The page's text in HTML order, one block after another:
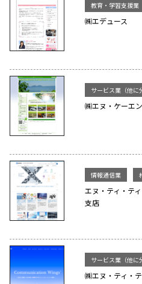
教育・学習支援業
㈱エデュース
サービス業（他に
㈱エヌ・ケーエ
情報通信業
エヌ・ティ・テ
支店
サービス業（他に
㈱エヌ・ティ・